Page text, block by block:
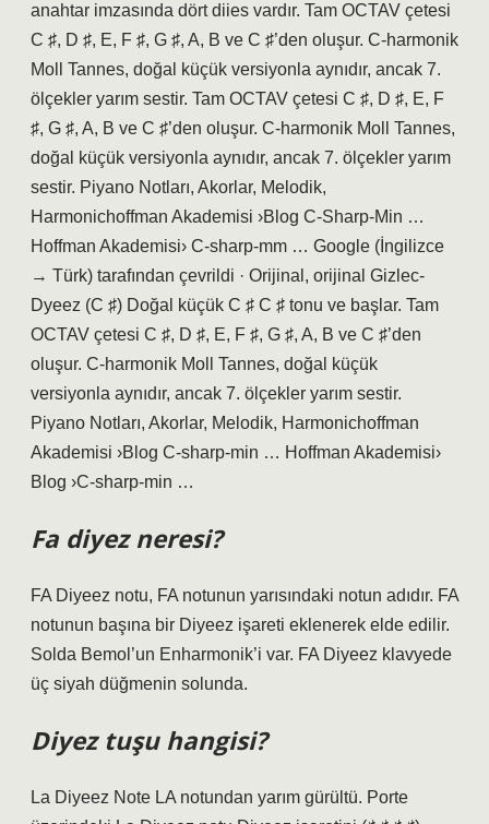
anahtar imzasında dört diies vardır. Tam OCTAV çetesi
C ♯, D ♯, E, F ♯, G ♯, A, B ve C ♯’den oluşur. C-harmonik
Moll Tannes, doğal küçük versiyonla aynıdır, ancak 7.
ölçekler yarım sestir. Tam OCTAV çetesi C ♯, D ♯, E, F
♯, G ♯, A, B ve C ♯’den oluşur. C-harmonik Moll Tannes,
doğal küçük versiyonla aynıdır, ancak 7. ölçekler yarım
sestir. Piyano Notları, Akorlar, Melodik,
Harmonichoffman Akademisi ›Blog C-Sharp-Min …
Hoffman Akademisi› C-sharp-mm … Google (İngilizce
→ Türk) tarafından çevrildi · Orijinal, orijinal Gizlec-
Dyeez (C ♯) Doğal küçük C ♯ C ♯ tonu ve başlar. Tam
OCTAV çetesi C ♯, D ♯, E, F ♯, G ♯, A, B ve C ♯’den
oluşur. C-harmonik Moll Tannes, doğal küçük
versiyonla aynıdır, ancak 7. ölçekler yarım sestir.
Piyano Notları, Akorlar, Melodik, Harmonichoffman
Akademisi ›Blog C-sharp-min … Hoffman Akademisi›
Blog ›C-sharp-min …
Fa diyez neresi?
FA Diyeez notu, FA notunun yarısındaki notun adıdır. FA
notunun başına bir Diyeez işareti eklenerek elde edilir.
Solda Bemol’un Enharmonik’i var. FA Diyeez klavyede
üç siyah düğmenin solunda.
Diyez tuşu hangisi?
La Diyeez Note LA notundan yarım gürültü. Porte